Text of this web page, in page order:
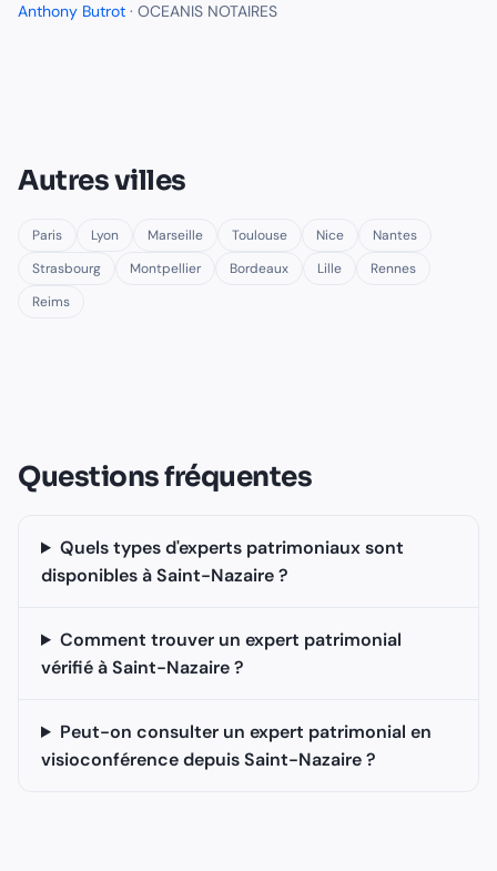
Anthony Butrot · OCEANIS NOTAIRES
Autres villes
Paris Lyon Marseille Toulouse Nice
Nantes
Strasbourg
Montpellier Bordeaux Lille
Rennes
Reims
Questions fréquentes
Quels types d'experts patrimoniaux sont
disponibles à Saint-Nazaire ?
Comment trouver un expert patrimonial
vérifié à Saint-Nazaire ?
Peut-on consulter un expert patrimonial en
visioconférence depuis Saint-Nazaire ?